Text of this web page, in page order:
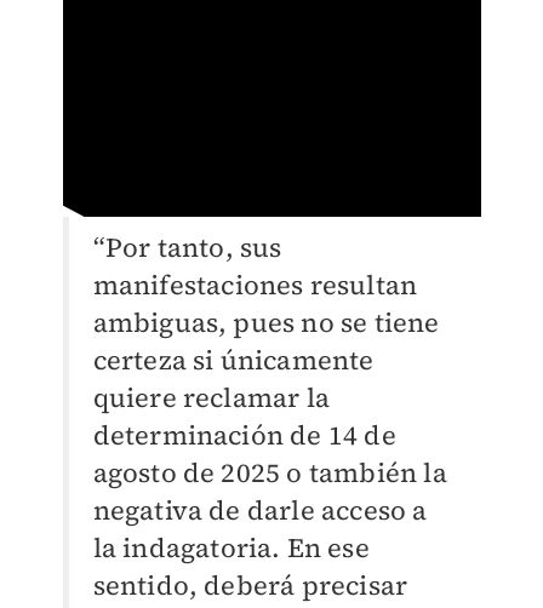
“Por tanto, sus
manifestaciones resultan
ambiguas, pues no se tiene
certeza si únicamente
quiere reclamar la
determinación de 14 de
agosto de 2025 o también la
negativa de darle acceso a
la indagatoria. En ese
sentido, deberá precisar